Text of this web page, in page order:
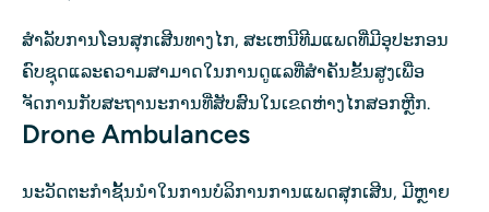
ສໍາລັບການໂອນສຸກເສີນທາງໄກ, ສະເຫນີທີມແພດທີ່ມີອຸປະກອນ
ຄົບຊຸດແລະຄວາມສາມາດໃນການດູແລທີ່ສໍາຄັນຂັ້ນສູງເພື່ອ
ຈັດການກັບສະຖານະການທີ່ສັບສົນໃນເຂດຫ່າງໄກສອກຫຼີກ.
Drone Ambulances
ນະວັດຕະກໍາຊັ້ນນໍາໃນການບໍລິການການແພດສຸກເສີນ, ມີຫຼາຍ